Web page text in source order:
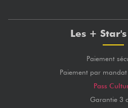
Les +
Paiement
Paiement par
Pass
Garantie 3